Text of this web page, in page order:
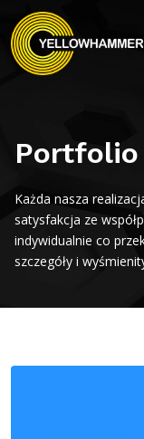
Portfolio
Każda nasza
satysfakcja ze
indywidualnie co
szczegóły i